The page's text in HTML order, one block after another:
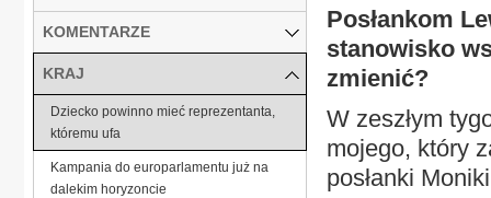
Posłankom
stanowisko
zmienić?
W zeszłym
mojego, który
posłanki
KOMENTARZE
KRAJ
Dziecko powinno mieć reprezentanta,
któremu ufa
Kampania do europarlamentu już na
dalekim horyzoncie